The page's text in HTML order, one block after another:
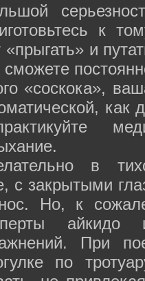
к
и
«соскока»,
в
с закрытыми
Но, к
айкидо
При
по